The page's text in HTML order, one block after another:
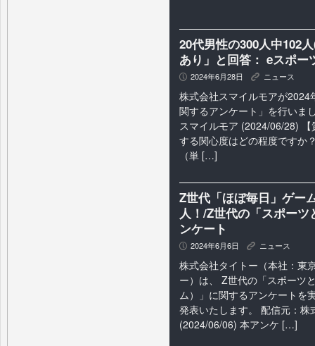
20代男性の300人中102
あり」と回答： eスポー
P 2024年6月28日 K ニュース
株式会社スマイルモアが2024
関するアンケート」を行いま
スマイルモア (2024/06/28)
する関心度はどの程度ですか
（単 […]
Z世代「ほぼ毎日」ゲー
人！/Z世代の「スポー
ンケート
P 2024年6月6日 K ニュース
株式会社タイトー（本社：東
ー）は、 Z世代の「スポーツ
ム）」に関するアンケートを
発表いたします。 配信元：株
(2024/06/06) 本アンケ […]